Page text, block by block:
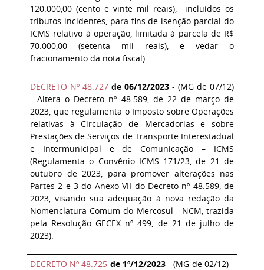
120.000,00 (cento e vinte mil reais), incluídos os
tributos incidentes, para fins de isenção parcial do
ICMS relativo à operação, limitada à parcela de R$
70.000,00 (setenta mil reais), e vedar o
fracionamento da nota fiscal).
DECRETO Nº 48.727 de 06/12/2023 - (MG de 07/12)
- Altera o Decreto nº 48.589, de 22 de março de
2023, que regulamenta o Imposto sobre Operações
relativas à Circulação de Mercadorias e sobre
Prestações de Serviços de Transporte Interestadual
e Intermunicipal e de Comunicação – ICMS
(Regulamenta o Convênio ICMS 171/23, de 21 de
outubro de 2023, para promover alterações nas
Partes 2 e 3 do Anexo VII do Decreto nº 48.589, de
2023, visando sua adequação à nova redação da
Nomenclatura Comum do Mercosul ‒ NCM, trazida
pela Resolução GECEX nº 499, de 21 de julho de
2023).
DECRETO Nº 48.725 de 1º/12/2023- (MG de 02/12) -